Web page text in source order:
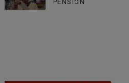
PENSIÓN